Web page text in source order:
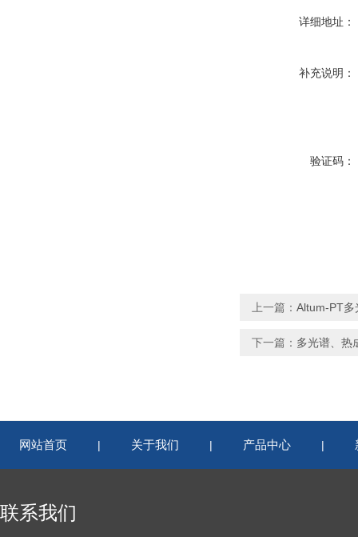
详细地址：
补充说明：
验证码：
上一篇： Altum-PT多
下一篇： 多光谱、热
网站首页 | 关于我们 | 产品中心 |
联系我们